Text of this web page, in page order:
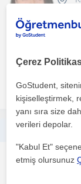
daha
Çerez
GoStudent,
kişiselleştirmek,
yanı sıra size
verileri depolar.
"Kabul Et"
etmiş olursunuz